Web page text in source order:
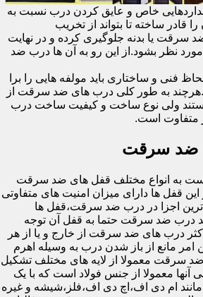
خاص و عایق کردن درب نسبت به
قادر ساخته تا بتواند از تخریب
سرقت یا بدنه جلوگیری کرده و در نهایت
نظر بشود.از این رو به آن ها درب ضد
فنی و ساختاری باید مولفه هایی را برا
به طور کلی درب های ضد سرقت از
ولی نوع ساخت و کیفیت ساخت درب
متفاوت است.
ضد سرقت
به انواع مختلف قفل های ضد سرقت
قفل ها دارای میزان امنیت های متفاوتی
اجزا در درب ضد سرقت،قفل ها
درب ضد سرقت حتما به قفل آن توجه
اکثر درب های ضد سرقت از خارج و یا از هر
مانع از باز شدن درب به وسیله اهرم
سرقت معمولا از لایه های مختلف تشکیل
معمولا از جنس فولاد است که با یک
ام دی اف،اچ دی اف،فلز،شیشه و غیره